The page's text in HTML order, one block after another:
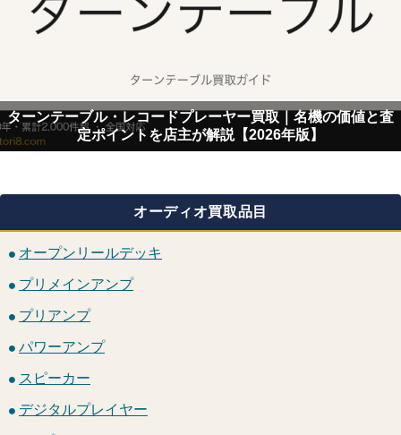
ターンテーブル・レコードプレーヤー買取｜名機の価値と査
定ポイントを店主が解説【2026年版】
オーディオ買取品目
オープンリールデッキ
プリメインアンプ
プリアンプ
パワーアンプ
スピーカー
デジタルプレイヤー